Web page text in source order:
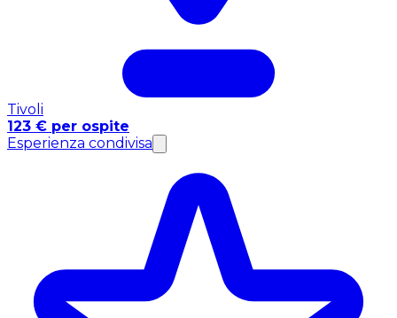
Tivoli
123 € per ospite
Esperienza condivisa